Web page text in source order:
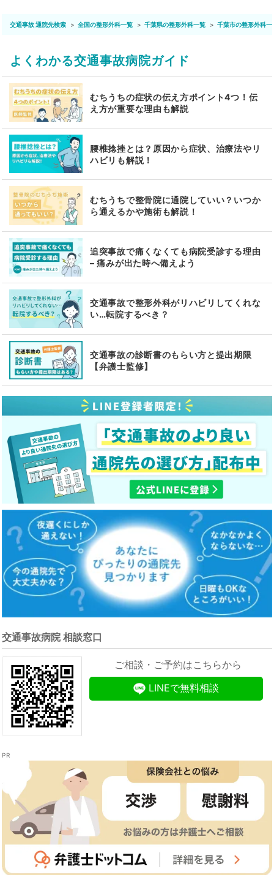
交通事故 通院先検索 全国の整形外科一覧 千葉県の整形外科一覧 千葉市の整形外科一
よくわかる交通事故病院ガイド
むちうちの症状の伝え方ポイント4つ！伝
え方が重要な理由も解説
腰椎捻挫とは？原因から症状、治療法やリ
ハビリも解説！
むちうちで整骨院に通院していい？いつか
ら通えるかや施術も解説！
追突事故で痛くなくても病院受診する理由
– 痛みが出た時へ備えよう
交通事故で整形外科がリハビリしてくれな
い…転院するべき？
交通事故の診断書のもらい方と提出期限
【弁護士監修】
交通事故病院 相談窓口
ご相談・ご予約はこちらから
LINEで無料相談